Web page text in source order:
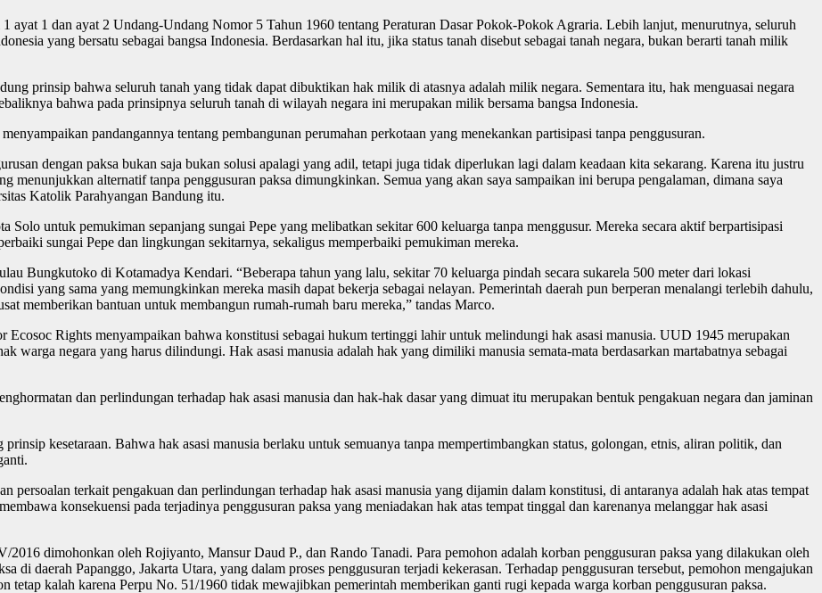
ayat 1 dan ayat 2 Undang-Undang Nomor 5 Tahun 1960 tentang Peraturan Dasar Pokok-Pokok Agraria. Lebih lanjut, menurutnya, seluruh
yang bersatu sebagai bangsa Indonesia. Berdasarkan hal itu, jika status tanah disebut sebagai tanah negara, bukan berarti tanah milik
prinsip bahwa seluruh tanah yang tidak dapat dibuktikan hak milik di atasnya adalah milik negara. Sementara itu, hak menguasai negara
bahwa pada prinsipnya seluruh tanah di wilayah negara ini merupakan milik bersama bangsa Indonesia.
pandangannya tentang pembangunan perumahan perkotaan yang menekankan partisipasi tanpa penggusuran.
dengan paksa bukan saja bukan solusi apalagi yang adil, tetapi juga tidak diperlukan lagi dalam keadaan kita sekarang. Karena itu justru
menunjukkan alternatif tanpa penggusuran paksa dimungkinkan. Semua yang akan saya sampaikan ini berupa pengalaman, dimana saya
Katolik Parahyangan Bandung itu.
Solo untuk pemukiman sepanjang sungai Pepe yang melibatkan sekitar 600 keluarga tanpa menggusur. Mereka secara aktif berpartisipasi
sungai Pepe dan lingkungan sekitarnya, sekaligus memperbaiki pemukiman mereka.
Bungkutoko di Kotamadya Kendari. “Beberapa tahun yang lalu, sekitar 70 keluarga pindah secara sukarela 500 meter dari lokasi
yang sama yang memungkinkan mereka masih dapat bekerja sebagai nelayan. Pemerintah daerah pun berperan menalangi terlebih dahulu,
memberikan bantuan untuk membangun rumah-rumah baru mereka,” tandas Marco.
Rights menyampaikan bahwa konstitusi sebagai hukum tertinggi lahir untuk melindungi hak asasi manusia. UUD 1945 merupakan
warga negara yang harus dilindungi. Hak asasi manusia adalah hak yang dimiliki manusia semata-mata berdasarkan martabatnya sebagai
dan perlindungan terhadap hak asasi manusia dan hak-hak dasar yang dimuat itu merupakan bentuk pengakuan negara dan jaminan
kesetaraan. Bahwa hak asasi manusia berlaku untuk semuanya tanpa mempertimbangkan status, golongan, etnis, aliran politik, dan
persoalan terkait pengakuan dan perlindungan terhadap hak asasi manusia yang dijamin dalam konstitusi, di antaranya adalah hak atas tempat
konsekuensi pada terjadinya penggusuran paksa yang meniadakan hak atas tempat tinggal dan karenanya melanggar hak asasi
dimohonkan oleh Rojiyanto, Mansur Daud P., dan Rando Tanadi. Para pemohon adalah korban penggusuran paksa yang dilakukan oleh
di daerah Papanggo, Jakarta Utara, yang dalam proses penggusuran terjadi kekerasan. Terhadap penggusuran tersebut, pemohon mengajukan
tetap kalah karena Perpu No. 51/1960 tidak mewajibkan pemerintah memberikan ganti rugi kepada warga korban penggusuran paksa.